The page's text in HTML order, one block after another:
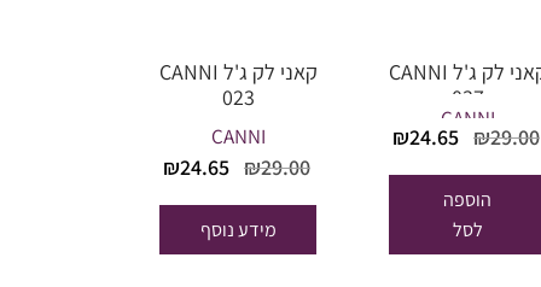
קאני לק ג'ל CANNI
037
CANNI
₪29.00
המחיר
היה:
₪29.00.
₪24.65
הוספה
לסל
קאני לק ג'ל CANNI
023
CANNI
₪29.00
המחיר
היה:
₪29.00.
₪24.65
מידע נוסף